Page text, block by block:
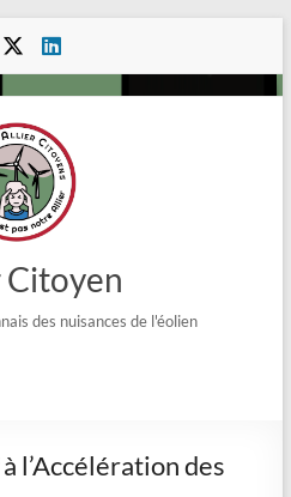
des nuisances de l'éolien
l’Accélération des